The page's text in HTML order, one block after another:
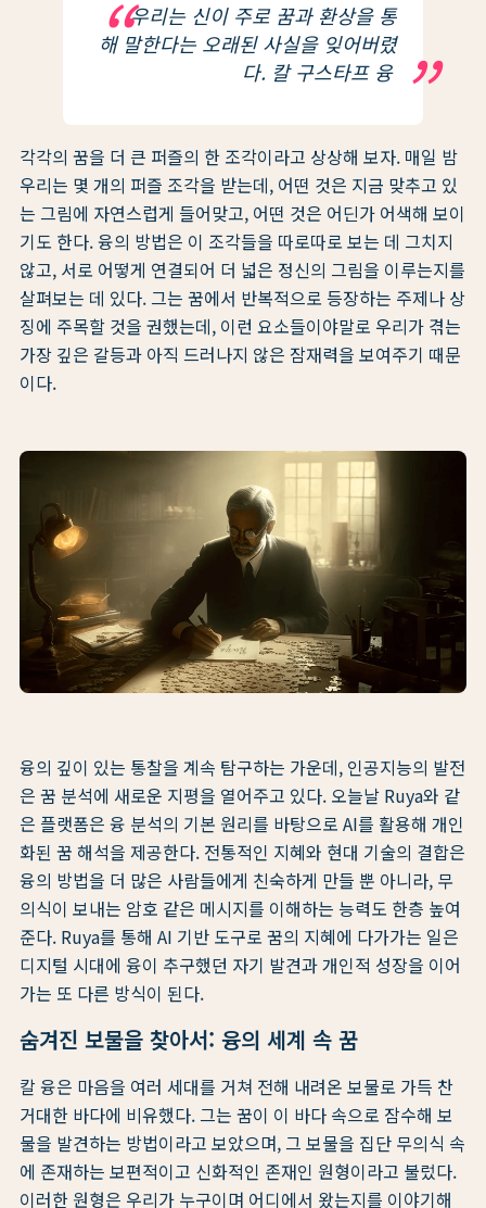
우리는 신이 주로 꿈과 환상을 통
해 말한다는 오래된 사실을 잊어버렸
다. 칼 구스타프 융
각각의 꿈을 더 큰 퍼즐의 한 조각이라고 상상해 보자. 매일 밤
우리는 몇 개의 퍼즐 조각을 받는데, 어떤 것은 지금 맞추고 있
는 그림에 자연스럽게 들어맞고, 어떤 것은 어딘가 어색해 보이
기도 한다. 융의 방법은 이 조각들을 따로따로 보는 데 그치지
않고, 서로 어떻게 연결되어 더 넓은 정신의 그림을 이루는지를
살펴보는 데 있다. 그는 꿈에서 반복적으로 등장하는 주제나 상
징에 주목할 것을 권했는데, 이런 요소들이야말로 우리가 겪는
가장 깊은 갈등과 아직 드러나지 않은 잠재력을 보여주기 때문
이다.
융의 깊이 있는 통찰을 계속 탐구하는 가운데, 인공지능의 발전
은 꿈 분석에 새로운 지평을 열어주고 있다. 오늘날 Ruya와 같
은 플랫폼은 융 분석의 기본 원리를 바탕으로 AI를 활용해 개인
화된 꿈 해석을 제공한다. 전통적인 지혜와 현대 기술의 결합은
융의 방법을 더 많은 사람들에게 친숙하게 만들 뿐 아니라, 무
의식이 보내는 암호 같은 메시지를 이해하는 능력도 한층 높여
준다. Ruya를 통해 AI 기반 도구로 꿈의 지혜에 다가가는 일은
디지털 시대에 융이 추구했던 자기 발견과 개인적 성장을 이어
가는 또 다른 방식이 된다.
숨겨진 보물을 찾아서: 융의 세계 속 꿈
칼 융은 마음을 여러 세대를 거쳐 전해 내려온 보물로 가득 찬
거대한 바다에 비유했다. 그는 꿈이 이 바다 속으로 잠수해 보
물을 발견하는 방법이라고 보았으며, 그 보물을 집단 무의식 속
에 존재하는 보편적이고 신화적인 존재인 원형이라고 불렀다.
이러한 원형은 우리가 누구이며 어디에서 왔는지를 이야기해